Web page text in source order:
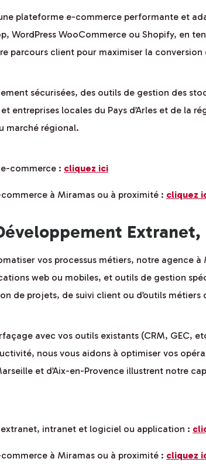
plateforme e-commerce performante et
WordPress WooCommerce ou Shopify, en
parcours client pour maximiser la
sécurisées, des outils de gestion des
entreprises locales du Pays d’Arles et de la
marché régional.
commerce : cliquez ici
à Miramas ou à proximité : cliquez
vos processus métiers, notre agence
web ou mobiles, et outils de gestion
de projets, de suivi client ou d’outils métiers
avec vos outils existants (CRM, GEC,
nous vous aidons à optimiser vos
et d’Aix-en-Provence illustrent notre
extranet, intranet et logiciel ou application :
à Miramas ou à proximité : cliquez